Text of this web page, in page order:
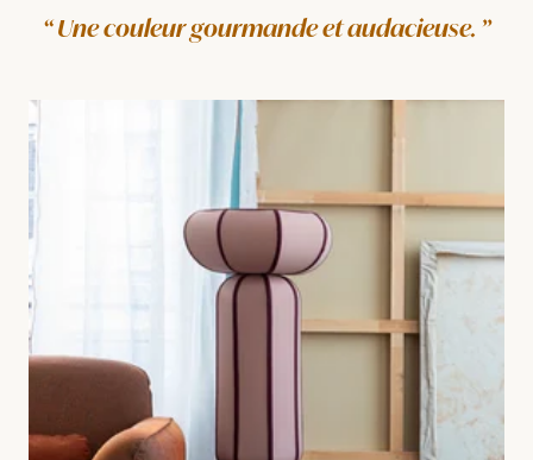
Une couleur gourmande et audacieuse.